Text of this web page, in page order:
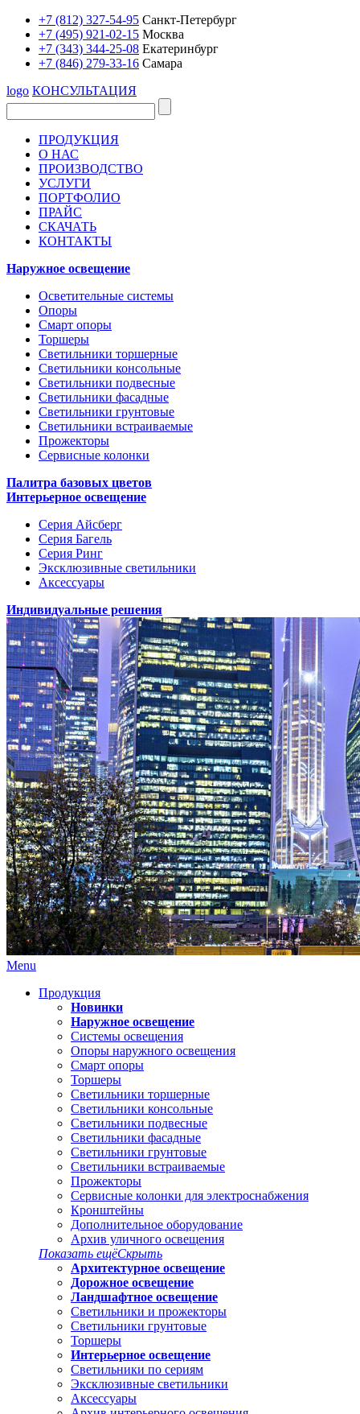
+7 (812) 327-54-95 Санкт-Петербург
+7 (495) 921-02-15 Москва
+7 (343) 344-25-08 Екатеринбург
+7 (846) 279-33-16 Самара
logo КОНСУЛЬТАЦИЯ
ПРОДУКЦИЯ
О НАС
ПРОИЗВОДСТВО
УСЛУГИ
ПОРТФОЛИО
ПРАЙС
СКАЧАТЬ
КОНТАКТЫ
Наружное освещение
Осветительные системы
Опоры
Смарт опоры
Торшеры
Светильники торшерные
Светильники консольные
Светильники подвесные
Светильники фасадные
Светильники грунтовые
Светильники встраиваемые
Прожекторы
Сервисные колонки
Палитра базовых цветов
Интерьерное освещение
Серия Айсберг
Серия Багель
Серия Ринг
Эксклюзивные светильники
Аксессуары
Индивидуальные решения
Menu
Продукция
Новинки
Наружное освещение
Системы освещения
Опоры наружного освещения
Смарт опоры
Торшеры
Светильники торшерные
Светильники консольные
Светильники подвесные
Светильники фасадные
Светильники грунтовые
Светильники встраиваемые
Прожекторы
Сервисные колонки для электроснабжения
Кронштейны
Дополнительное оборудование
Архив уличного освещения
Показать ещёСкрыть
Архитектурное освещение
Дорожное освещение
Ландшафтное освещение
Светильники и прожекторы
Светильники грунтовые
Торшеры
Интерьерное освещение
Светильники по сериям
Эксклюзивные светильники
Аксессуары